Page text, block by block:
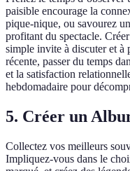
paisible encourage la
pique-nique, ou savourez
profitant du spectacle.
simple invite à discuter et à
récente, passer du temps
et la satisfaction
hebdomadaire pour
5. Créer un
Collectez vos meilleurs
Impliquez-vous dans le